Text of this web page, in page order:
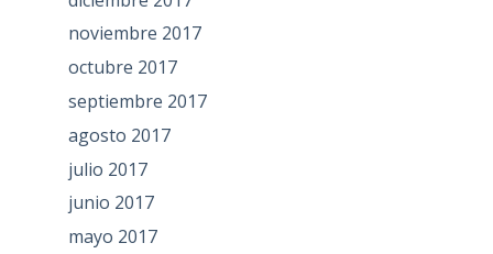
noviembre 2017
octubre 2017
septiembre 2017
agosto 2017
julio 2017
junio 2017
mayo 2017